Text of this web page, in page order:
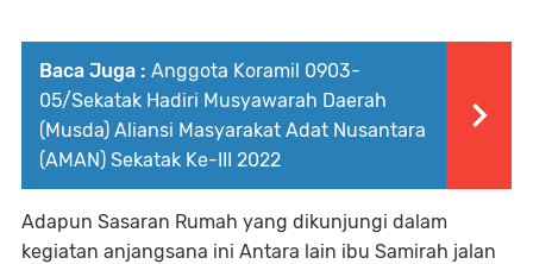
Baca Juga : Anggota Koramil 0903-
05/Sekatak Hadiri Musyawarah Daerah
(Musda) Aliansi Masyarakat Adat Nusantara
(AMAN) Sekatak Ke-III 2022
Adapun Sasaran Rumah yang dikunjungi dalam
kegiatan anjangsana ini Antara lain ibu Samirah jalan